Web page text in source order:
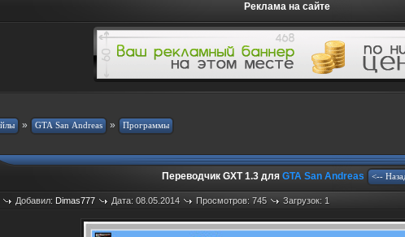
Реклама на сайте
» »
Переводчик GXT 1.3 для GTA San Andreas
Добавил: Dimas777 Дата: 08.05.2014 Просмотров: 745 Загрузок: 1